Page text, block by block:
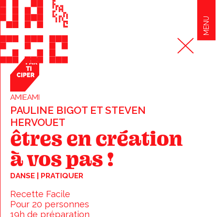
MENU
AMIEAMI
PAULINE BIGOT ET STEVEN
HERVOUET
êtres en création
à vos pas !
DANSE | PRATIQUER
Recette Facile
Pour 20 personnes
19h de préparation